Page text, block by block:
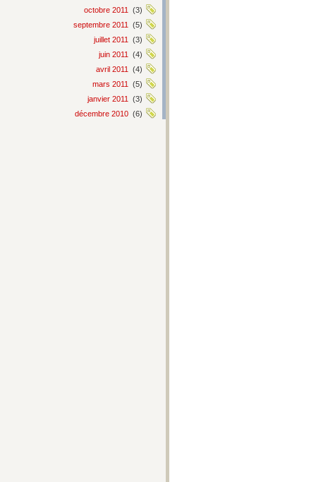
octobre 2011
(3)
septembre 2011
(5)
juillet 2011
(3)
juin 2011
(4)
avril 2011
(4)
mars 2011
(5)
janvier 2011
(3)
décembre 2010 (6)